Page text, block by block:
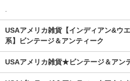
.
USAアメリカ雑貨【インディアン&ウ
系】ビンテージ＆アンティーク
USAアメリカ雑貨★ビンテージ＆アン